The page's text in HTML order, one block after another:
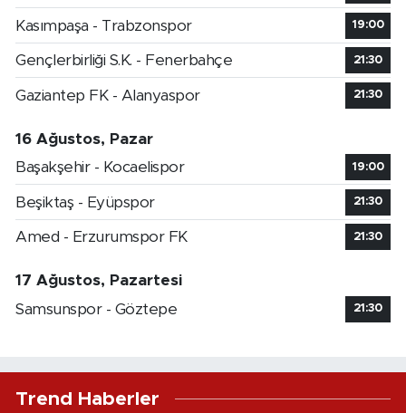
Kasımpaşa - Trabzonspor 19:00
Gençlerbirliği S.K. - Fenerbahçe 21:30
Gaziantep FK - Alanyaspor 21:30
16 Ağustos, Pazar
Başakşehir - Kocaelispor
19:00
Beşiktaş - Eyüpspor 21:30
Amed - Erzurumspor FK 21:30
17 Ağustos, Pazartesi
Samsunspor - Göztepe
21:30
Trend Haberler